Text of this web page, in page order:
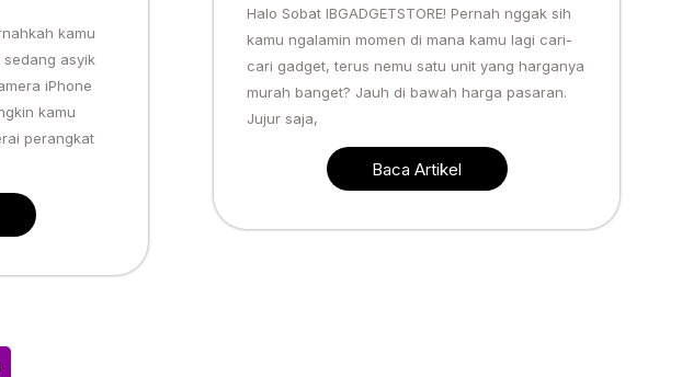
kamu
asyik
iPhone
kamu
perangkat
Halo Sobat IBGADGETSTORE! Pernah nggak sih
kamu ngalamin momen di mana kamu lagi cari-
cari gadget, terus nemu satu unit yang harganya
murah banget? Jauh di bawah harga pasaran.
Jujur saja,
Baca Artikel